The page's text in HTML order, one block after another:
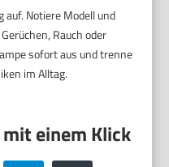
Notiere Modell und
Rauch oder
sofort aus und trenne
im Alltag.